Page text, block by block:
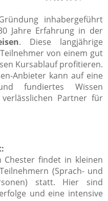
inhabergeführt
Jahre Erfahrung in der
. Diese langjährige
von einem gut
Kursablauf profitieren.
Anbieter kann auf eine
fundiertes Wissen
Partner für
Chester findet in kleinen
(Sprach- und
statt. Hier sind
und eine intensive